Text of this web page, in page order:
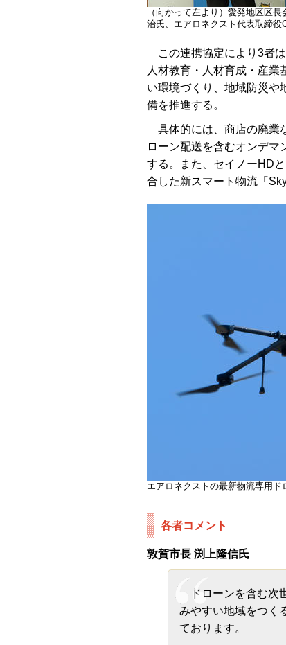
（向かって左より）愛発地区区
治氏、エアロネクスト代表取締役
この連携協定により3者
人材教育・人材育成・産業
い環境づくり、地域防災や
備を推進する。
具体的には、商店の廃業
ローン配送を含むオンデ
する。また、セイノーHD
合した新スマート物流「
エアロネクストの最新物流専用ド
各者コメント
敦賀市長 渕上隆信氏
ドローンを含む次
みやすい地域をつく
ております。